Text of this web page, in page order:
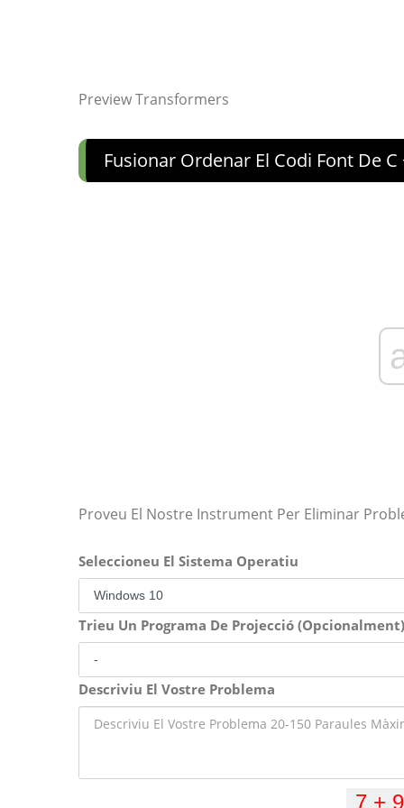
Preview Transformers
Fusionar Ordenar El Codi Font De C
Proveu El Nostre Instrument Per Eliminar
Seleccioneu El Sistema Operatiu
Trieu Un Programa De Projecció (Opcionalment)
Descriviu El Vostre Problema